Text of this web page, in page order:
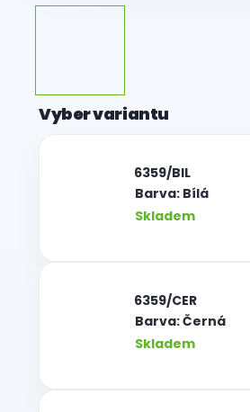
Barva: Bílá
Skladem
| 6359/BIL
Barva: Černá
Skladem
| 6359/CER